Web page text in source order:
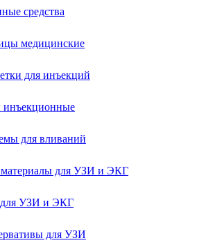
средства
медицинские
для инъекций
для вливаний
материалы для УЗИ и ЭКГ
для УЗИ и ЭКГ
для УЗИ